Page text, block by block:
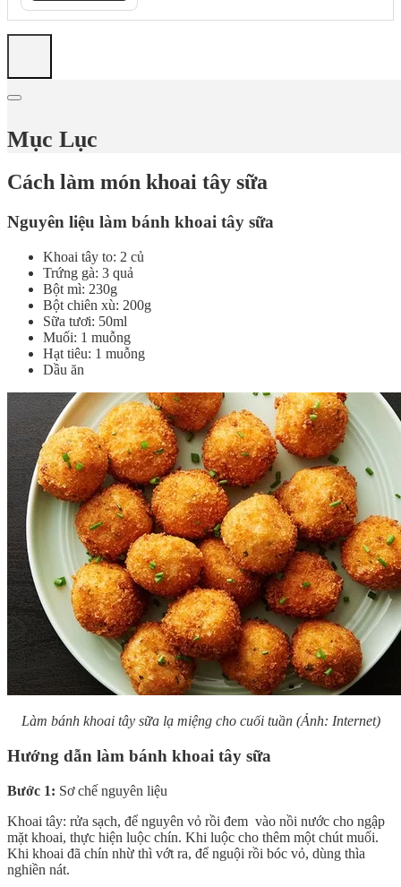
Mục Lục
Cách làm món khoai tây sữa
Nguyên liệu làm bánh khoai tây sữa
Khoai tây to: 2 củ
Trứng gà: 3 quả
Bột mì: 230g
Bột chiên xù: 200g
Sữa tươi: 50ml
Muối: 1 muỗng
Hạt tiêu: 1 muỗng
Dầu ăn
Làm bánh khoai tây sữa lạ miệng cho cuối tuần (Ảnh: Internet)
Hướng dẫn làm bánh khoai tây sữa
Bước 1: Sơ chế nguyên liệu
Khoai tây: rửa sạch, để nguyên vỏ rồi đem vào nồi nước cho ngập
mặt khoai, thực hiện luộc chín. Khi luộc cho thêm một chút muối.
Khi khoai đã chín nhừ thì vớt ra, để nguội rồi bóc vỏ, dùng thìa
nghiền nát.